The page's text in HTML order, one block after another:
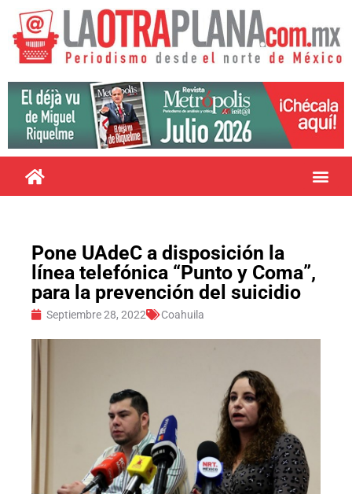
Pone UAdeC a disposición la
línea telefónica “Punto y Coma”,
para la prevención del suicidio
Septiembre 28, 2022 Coahuila